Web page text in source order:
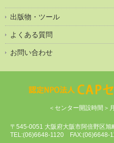
出版物・ツール
よくある質問
お問い合わせ
＜センター開設時間＞
〒545-0051 大阪府大阪市阿倍野区旭
TEL:(06)6648-1120 FAX:(06)6648-